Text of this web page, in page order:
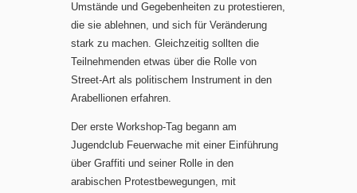
Umstände und Gegebenheiten zu protestieren,
die sie ablehnen, und sich für Veränderung
stark zu machen. Gleichzeitig sollten die
Teilnehmenden etwas über die Rolle von
Street-Art als politischem Instrument in den
Arabellionen erfahren.
Der erste Workshop-Tag begann am
Jugendclub Feuerwache mit einer Einführung
über Graffiti und seiner Rolle in den
arabischen Protestbewegungen, mit